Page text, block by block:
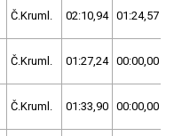
Č.Kruml. 02:10,94 01:24,57
Č.Kruml. 01:27,24 00:00,00
Č.Kruml. 01:33,90 00:00,00